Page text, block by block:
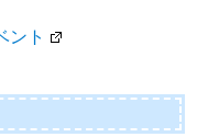
ント